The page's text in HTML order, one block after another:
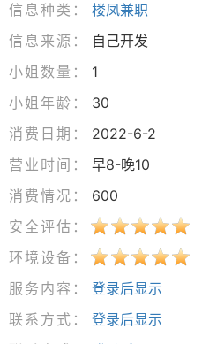
信息种类：
楼凤兼职
信息来源：
自己开发
小姐数量：
1
小姐年龄：
30
消费日期：
2022-6-2
营业时间：
早8-晚10
消费情况：
600
安全评估：
环境设备：
服务内容：
登录后显示
联系方式：
登录后显示